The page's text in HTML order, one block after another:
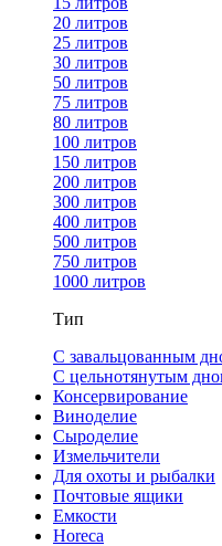
20 литров
25 литров
30 литров
50 литров
75 литров
80 литров
100 литров
150 литров
200 литров
300 литров
400 литров
500 литров
750 литров
1000 литров
Тип
С завальцованным
С цельнотянутым
Консервирование
Виноделие
Сыроделие
Измельчители
Для охоты и рыбалки
Почтовые ящики
Емкости
Horeca